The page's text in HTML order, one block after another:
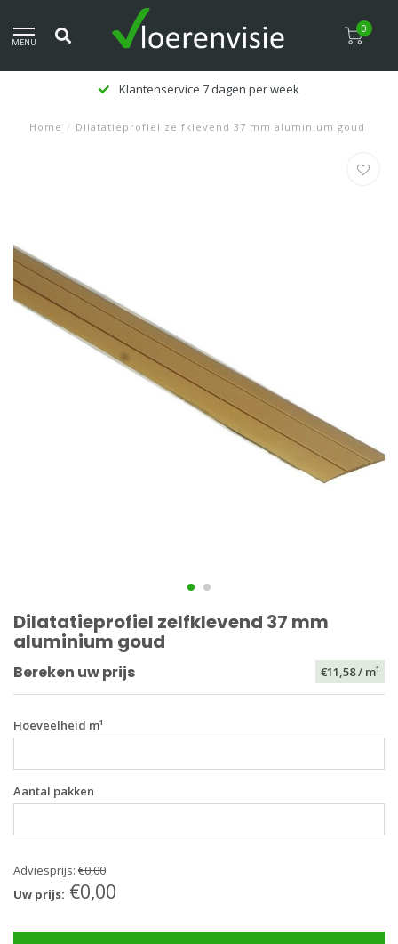
MENU
0
Klantenservice 7 dagen per week
Home / Dilatatieprofiel zelfklevend 37 mm aluminium goud
Dilatatieprofiel zelfklevend 37 mm
aluminium goud
Bereken uw prijs €11,58/ m¹
Hoeveelheid m¹
Aantal pakken
Adviesprijs: €0,00
Uw prijs: €0,00